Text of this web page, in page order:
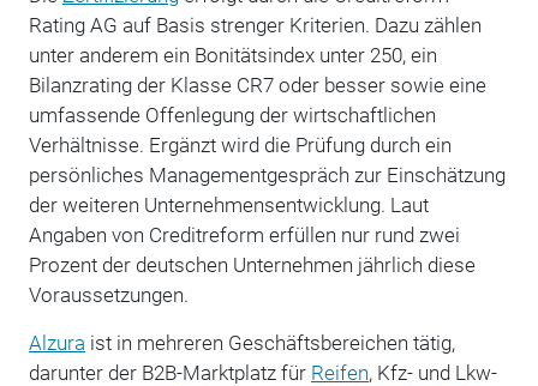
Rating AG auf Basis strenger Kriterien. Dazu zählen
unter anderem ein Bonitätsindex unter 250, ein
Bilanzrating der Klasse CR7 oder besser sowie eine
umfassende Offenlegung der wirtschaftlichen
Verhältnisse. Ergänzt wird die Prüfung durch ein
persönliches Managementgespräch zur Einschätzung
der weiteren Unternehmensentwicklung. Laut
Angaben von Creditreform erfüllen nur rund zwei
Prozent der deutschen Unternehmen jährlich diese
Voraussetzungen.
Alzura ist in mehreren Geschäftsbereichen tätig,
darunter der B2B-Marktplatz für Reifen, Kfz- und Lkw-